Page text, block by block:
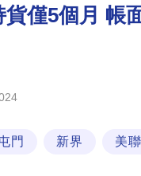
僅5個月 帳
門 新界 美